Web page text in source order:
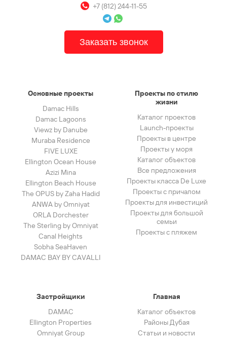
Основные проекты
Damac Hills
Damac Lagoons
Viewz by Danube
Muraba Residence
FIVE LUXE
Ellington Ocean House
Azizi Mina
Ellington Beach House
The OPUS by Zaha Hadid
ANWA by Omniyat
ORLA Dorchester
The Sterling by Omniyat
Canal Heights
Sobha SeaHaven
DAMAC BAY BY CAVALLI
Проекты по стилю
жизни
Каталог проектов
Launch-проекты
Проекты в центре
Проекты у моря
Каталог объектов
Все предложения
Проекты класса De Luxe
Проекты с причалом
Проекты для инвестиций
Проекты для большой
семьи
Проекты с пляжем
Застройщики
DAMAC
Ellington Properties
Omniyat Group
Главная
Каталог объектов
Районы Дубая
Статьи и новости
+7 (812) 244-11-55
Заказать звонок